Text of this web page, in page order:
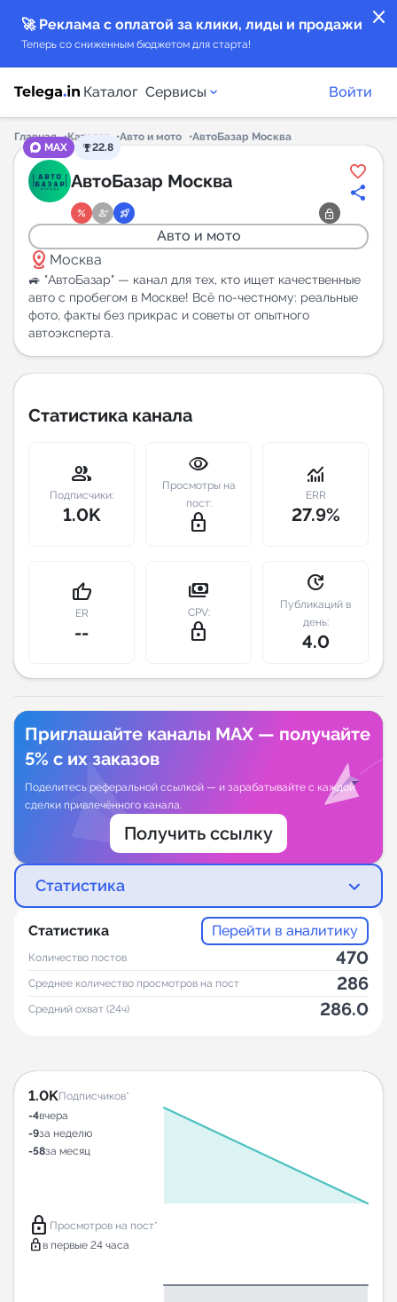
close
🚀 Реклама с оплатой за клики, лиды и продажи
Теперь со сниженным бюджетом для старта!
Каталог Сервисы
Каталог каналов
Каталог ботов
Горящие предложения
Индекс читаемости каналов в Telegram
New
Аналитика Telegram
Войти
Главная Каталог Авто и мото
АвтоБазар Москва
MAX
22.8
АвтоБазар Москва
Авто и мото
distance Москва
🚙 "АвтоБазар" — канал для тех, кто ищет качественные
авто с пробегом в Москве! Всё по-честному: реальные
фото, факты без прикрас и советы от опытного
автоэксперта.
Статистика канала
group
Подписчики:
1.0K
visibility
Просмотры на
пост:
lock_outline
monitoring
ERR
27.9%
thumb_up
ER
--
payments
CPV:
lock_outline
update
Публикаций в
день:
4.0
Приглашайте каналы MAX — получайте
5% с их заказов
Поделитесь реферальной ссылкой — и зарабатывайте с каждой
сделки привлечённого канала.
Получить ссылку
Статистика
Статистика Перейти в аналитику
Количество постов 470
Среднее количество просмотров на пост 286
Средний охват (24ч) 286.0
1.0KПодписчиков*
-4вчера
-9за неделю
-58за месяц
lock Просмотров на пост*
lock в первые 24 часа